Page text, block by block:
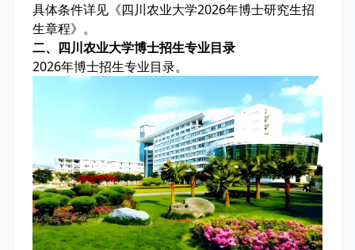
具体条件详见《四川农业大学2026年博士研究生招
生章程》。
二、四川农业大学博士招生专业目录
2026年博士招生专业目录。